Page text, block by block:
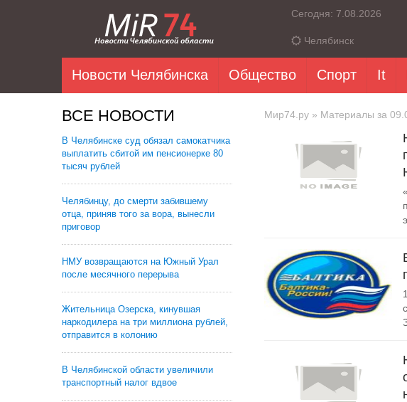
Сегодня: 7.08.2026
Челябинск
Новости Челябинска Общество Спорт It
ВСЕ НОВОСТИ
В Челябинске суд обязал самокатчика
выплатить сбитой им пенсионерке 80
тысяч рублей
Челябинцу, до смерти забившему
отца, приняв того за вора, вынесли
приговор
НМУ возвращаются на Южный Урал
после месячного перерыва
Жительница Озерска, кинувшая
наркодилера на три миллиона рублей,
отправится в колонию
В Челябинской области увеличили
транспортный налог вдвое
Мир74.ру » Материалы за